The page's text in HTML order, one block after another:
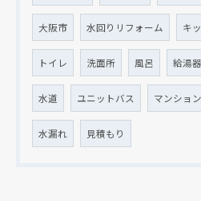
大阪市 水回りリフォーム キ
トイレ 洗面所 風呂 給湯器
水道 ユニットバス マンション
水漏れ 見積もり